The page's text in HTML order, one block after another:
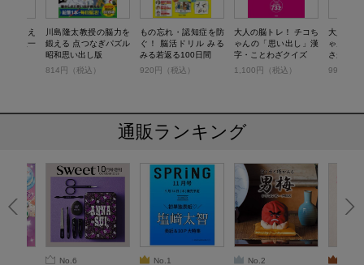
を鍛え
き百人一
川島隆太教授の脳力を
鍛える 点つなぎパズル
昭和思い出し版
814円（税込）
もの忘れ・認知症を防
ぐ！ 脳活ドリル みる
みる若返る100日間
920円（税込）
大人の脳トレ！ チコち
ゃんの「思い出し」漢
字・ことわざクイズ
1,100円（税込）
大人の
ゃんの
さがし
990円（
通販ランキング
No.6 No.1 No.2